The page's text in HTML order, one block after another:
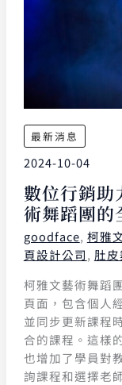
最新消息
2024-10-04
數位行銷助
術舞蹈團的
goodface, 柯雅
頁設計公司, 肚皮
柯雅文藝術舞蹈
頁面，包含個人
並同步更新課程
合的課程。這樣
也增加了學員對
詢課程和選擇老